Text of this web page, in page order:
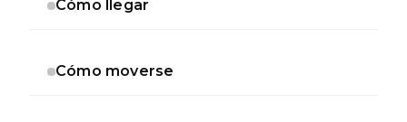
Cómo llegar
Cómo moverse